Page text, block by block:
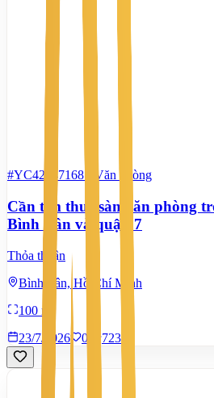
#YC42847168 Văn phòng
Cần tìm thuê sàn văn phòng
Bình Tân và quận 7
Thỏa thuận
Bình Tân, Hồ Chí Minh
100 m²
23/7/2026
0 723